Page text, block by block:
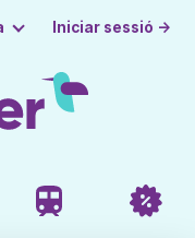
Iniciar sessió →